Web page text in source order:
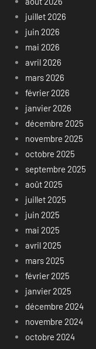
juillet 2026
juin 2026
mai 2026
avril 2026
mars 2026
février 2026
janvier 2026
décembre 2025
novembre 2025
octobre 2025
septembre 2025
août 2025
juillet 2025
juin 2025
mai 2025
avril 2025
mars 2025
février 2025
janvier 2025
décembre 2024
novembre 2024
octobre 2024